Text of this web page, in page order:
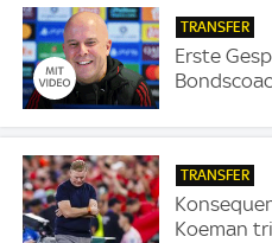
TRANSFER
Erste
TRANSFER
Koeman